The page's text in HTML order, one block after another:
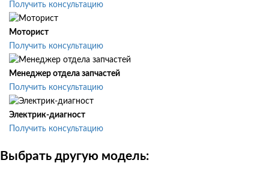
Получить консультацию
Моторист
Получить консультацию
Менеджер отдела запчастей
Получить консультацию
Электрик-диагност
Получить консультацию
Выбрать другую модель: